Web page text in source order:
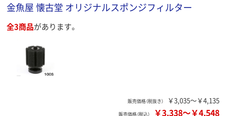
金魚屋 懐古堂 オリジナルスポンジフィルター
全3商品があります。
販売価格（税抜き） ￥3,035～￥4,135
販売価格（税込） ￥3,338～￥4,548